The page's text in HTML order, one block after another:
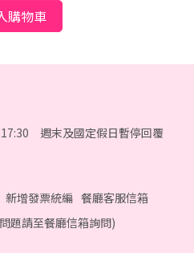
購物車
週末及國定假日暫停回覆
新增發票統編 餐廳客服信箱
題請至餐廳信箱詢問)